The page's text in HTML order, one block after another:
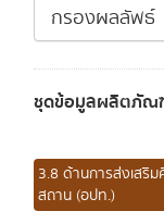
กรองผลลัพธ์
ชุดข้อมูลผลิตภัณ
3.8 ด้านการส่งเสริ
สถาน (อปท.)